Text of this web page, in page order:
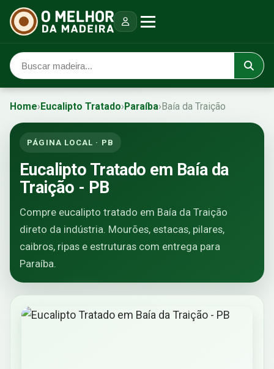
Home›Eucalipto Tratado›Paraíba›Baía da Traição
PÁGINA LOCAL · PB
Eucalipto Tratado em Baía da
Traição - PB
Compre eucalipto tratado em Baía da Traição
direto da indústria. Mourões, estacas, pilares,
caibros, ripas e estruturas com entrega para
Paraíba.